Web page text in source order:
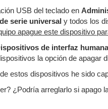
USB del teclado en
serie universal y todos los
apague este dispositivo
de interfaz
la opción de apagar
estos dispositivos he sido
¿Podría arreglarlo si apago